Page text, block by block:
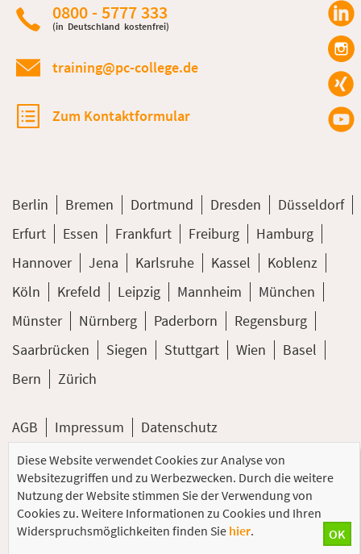
0800 - 5777 333
(in Deutschland kostenfrei)
training@pc-college.de
Zum Kontaktformular
Berlin Bremen Dortmund Dresden
Düsseldorf
Erfurt
Essen Frankfurt Freiburg
Hamburg
Hannover
Jena Karlsruhe Kassel
Koblenz
Köln
Krefeld Leipzig Mannheim
München
Münster
Nürnberg Paderborn
Regensburg
Saarbrücken
Siegen Stuttgart Wien
Basel
Bern
Zürich
AGB Impressum
Datenschutz
© 2026 PC-COLLEGE Training GmbH
Diese Website verwendet Cookies zur Analyse von
Websitezugriffen und zu Werbezwecken. Durch die weitere
Nutzung der Website stimmen Sie der Verwendung von
Cookies zu. Weitere Informationen zu Cookies und Ihren
Widerspruchsmöglichkeiten finden Sie hier.